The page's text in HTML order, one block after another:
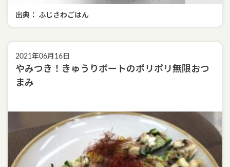
出典： ふじさわごはん
2021年06月16日
やみつき！きゅうりボートのポリポリ無限おつ
まみ